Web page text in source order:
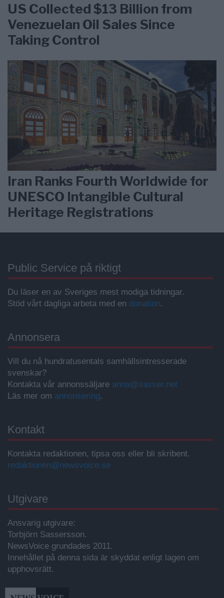
US Collected $13 Billion from
Venezuelan Oil Sales Since
Taking Control
Iran Ranks Fourth Worldwide for
UNESCO Intangible Cultural
Heritage Registrations
Public Service på riktigt
Du läser en av Sveriges mest modiga tidningar.
Stöd vårt dagliga arbeta med en donation.
Annonsera
Vill du nå hundratusentals samhällsintresserade
svenskar?
Kontakta vår annonssäljare anna@sasser.net
Läs mer om annonsering.
Kontakt
Kontakta redaktionen, tipsa oss eller bli skribent.
redaktionen@newsvoice.se
Utgivare
Ansvarig utgivare:
Torbjörn Sassersson.
NewsVoice grundades 2011.
Innehållet på denna sida är skyddat enligt lagen om
upphovsrätt.